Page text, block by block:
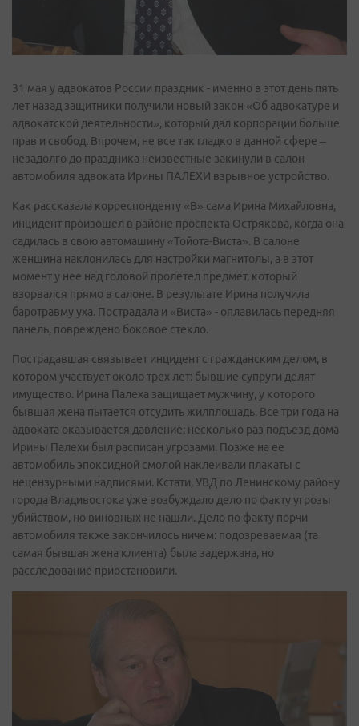
31 мая у адвокатов России праздник - именно в этот день пять
лет назад защитники получили новый закон «Об адвокатуре и
адвокатской деятельности», который дал корпорации больше
прав и свобод. Впрочем, не все так гладко в данной сфере –
незадолго до праздника неизвестные закинули в салон
автомобиля адвоката Ирины ПАЛЕХИ взрывное устройство.
Как рассказала корреспонденту «В» сама Ирина Михайловна,
инцидент произошел в районе проспекта Острякова, когда она
садилась в свою автомашину «Тойота-Виста». В салоне
женщина наклонилась для настройки магнитолы, а в этот
момент у нее над головой пролетел предмет, который
взорвался прямо в салоне. В результате Ирина получила
баротравму уха. Пострадала и «Виста» - оплавилась передняя
панель, повреждено боковое стекло.
Пострадавшая связывает инцидент с гражданским делом, в
котором участвует около трех лет: бывшие супруги делят
имущество. Ирина Палеха защищает мужчину, у которого
бывшая жена пытается отсудить жилплощадь. Все три года на
адвоката оказывается давление: несколько раз подъезд дома
Ирины Палехи был расписан угрозами. Позже на ее
автомобиль эпоксидной смолой наклеивали плакаты с
нецензурными надписями. Кстати, УВД по Ленинскому району
города Владивостока уже возбуждало дело по факту угрозы
убийством, но виновных не нашли. Дело по факту порчи
автомобиля также закончилось ничем: подозреваемая (та
самая бывшая жена клиента) была задержана, но
расследование приостановили.